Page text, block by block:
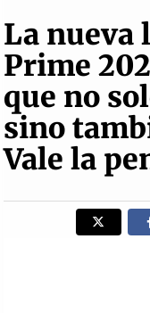
La nueva
Prime
que no
sino
Vale la